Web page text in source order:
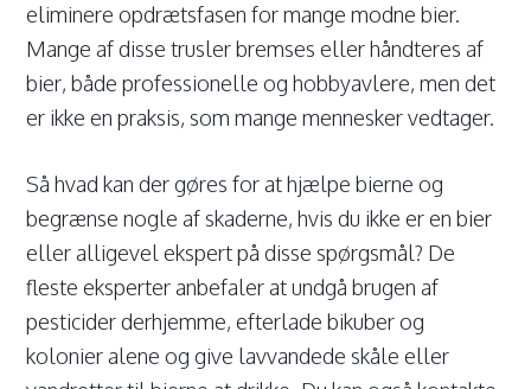
eliminere opdrætsfasen for mange modne bier.
Mange af disse trusler bremses eller håndteres af
bier, både professionelle og hobbyavlere, men det
er ikke en praksis, som mange mennesker vedtager.
Så hvad kan der gøres for at hjælpe bierne og
begrænse nogle af skaderne, hvis du ikke er en bier
eller alligevel ekspert på disse spørgsmål? De
fleste eksperter anbefaler at undgå brugen af
pesticider derhjemme, efterlade bikuber og
kolonier alene og give lavvandede skåle eller